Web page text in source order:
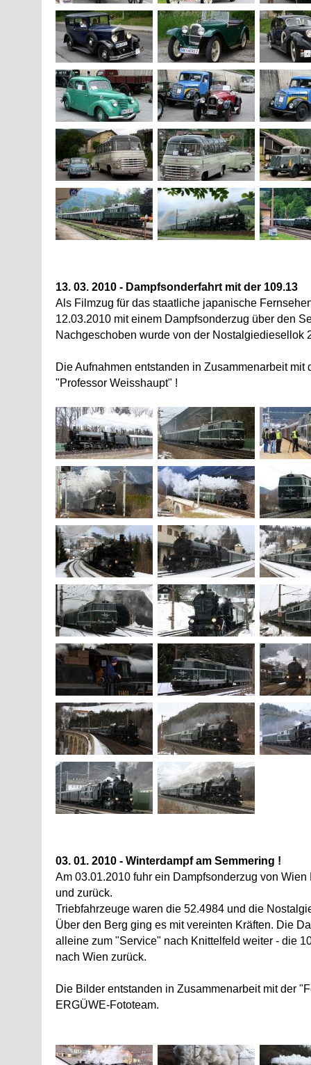
13. 03. 2010 - Dampfsonderfahrt mit der 109.13
Als Filmzug für das staatliche japanische
12.03.2010 mit einem Dampfsonderzug über den
Nachgeschoben wurde von der Nostalgiediesellok
Die Aufnahmen entstanden in Zusammenarbeit mit
"Professor Weisshaupt" !
03. 01. 2010 - Winterdampf am Semmering !
Am 03.01.2010 fuhr ein Dampfsonderzug von
und zurück.
Triebfahrzeuge waren die 52.4984 und die
Über den Berg ging es mit vereinten Kräften. Die
alleine zum "Service" nach Knittelfeld weiter - die
nach Wien zurück.
Die Bilder entstanden in Zusammenarbeit mit der
ERGÜWE-Fototeam.